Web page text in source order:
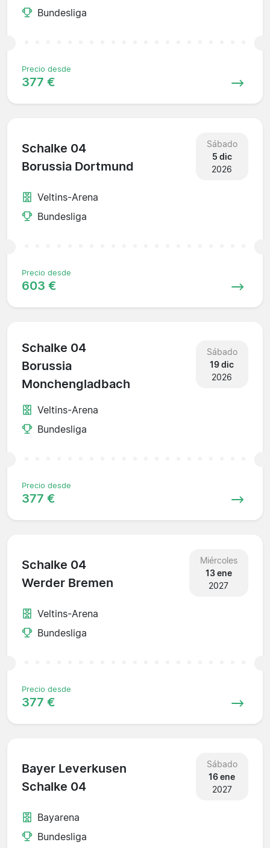
Bundesliga
Precio desde
377 €
Schalke 04
Borussia Dortmund
Sábado
5 dic
2026
Veltins-Arena
Bundesliga
Precio desde
603 €
Schalke 04
Borussia
Monchengladbach
Sábado
19 dic
2026
Veltins-Arena
Bundesliga
Precio desde
377 €
Schalke 04
Werder Bremen
Miércoles
13 ene
2027
Veltins-Arena
Bundesliga
Precio desde
377 €
Bayer Leverkusen
Schalke 04
Sábado
16 ene
2027
Bayarena
Bundesliga